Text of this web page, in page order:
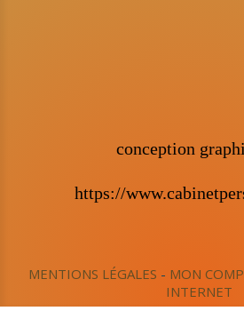
conception
https://
MENTIONS LÉGALES MON
INTERNET